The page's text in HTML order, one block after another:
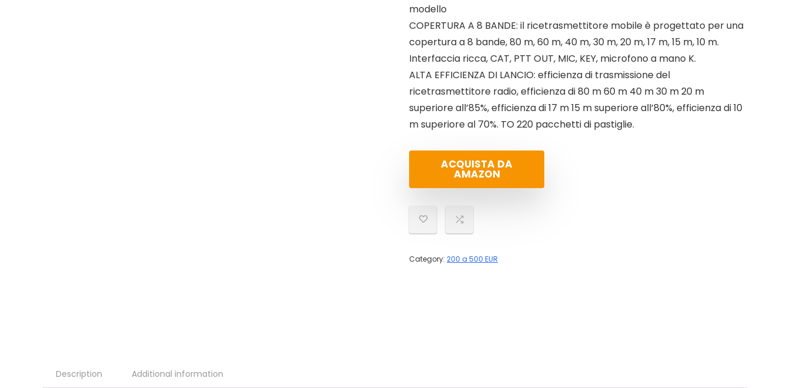
modello
COPERTURA A 8 ​​BANDE: il ricetrasmettitore mobile è progettato per una
copertura a 8 bande, 80 m, 60 m, 40 m, 30 m, 20 m, 17 m, 15 m, 10 m.
Interfaccia ricca, CAT, PTT OUT, MIC, KEY, microfono a mano K.
ALTA EFFICIENZA DI LANCIO: efficienza di trasmissione del
ricetrasmettitore radio, efficienza di 80 m 60 m 40 m 30 m 20 m
superiore all’85%, efficienza di 17 m 15 m superiore all’80%, efficienza di 10
m superiore al 70%. TO 220 pacchetti di pastiglie.
ACQUISTA DA
AMAZON
Category: 200 a 500 EUR
Description Additional information